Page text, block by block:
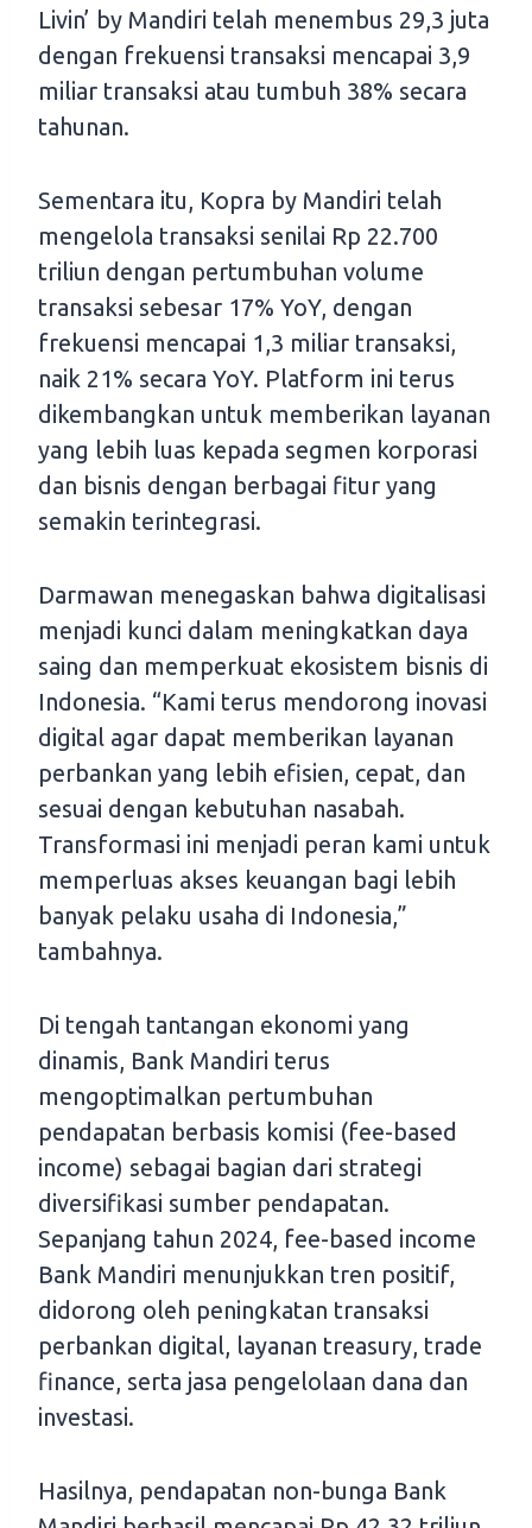
Livin’ by Mandiri telah menembus 29,3 juta
dengan frekuensi transaksi mencapai 3,9
miliar transaksi atau tumbuh 38% secara
tahunan.
Sementara itu, Kopra by Mandiri telah
mengelola transaksi senilai Rp 22.700
triliun dengan pertumbuhan volume
transaksi sebesar 17% YoY, dengan
frekuensi mencapai 1,3 miliar transaksi,
naik 21% secara YoY. Platform ini terus
dikembangkan untuk memberikan layanan
yang lebih luas kepada segmen korporasi
dan bisnis dengan berbagai fitur yang
semakin terintegrasi.
Darmawan menegaskan bahwa digitalisasi
menjadi kunci dalam meningkatkan daya
saing dan memperkuat ekosistem bisnis di
Indonesia. “Kami terus mendorong inovasi
digital agar dapat memberikan layanan
perbankan yang lebih efisien, cepat, dan
sesuai dengan kebutuhan nasabah.
Transformasi ini menjadi peran kami untuk
memperluas akses keuangan bagi lebih
banyak pelaku usaha di Indonesia,”
tambahnya.
Di tengah tantangan ekonomi yang
dinamis, Bank Mandiri terus
mengoptimalkan pertumbuhan
pendapatan berbasis komisi (fee-based
income) sebagai bagian dari strategi
diversifikasi sumber pendapatan.
Sepanjang tahun 2024, fee-based income
Bank Mandiri menunjukkan tren positif,
didorong oleh peningkatan transaksi
perbankan digital, layanan treasury, trade
finance, serta jasa pengelolaan dana dan
investasi.
Hasilnya, pendapatan non-bunga Bank